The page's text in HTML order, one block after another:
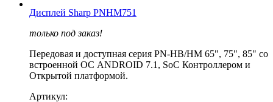
Дисплей Sharp PNHM751
только под заказ!
Передовая и доступная серия PN-HB/HM 65", 75", 85" со
встроенной ОС ANDROID 7.1, SoC Контроллером и
Открытой платформой.
Артикул: